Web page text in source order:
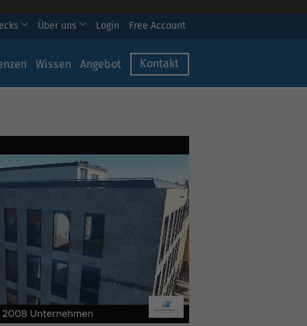
Über uns Login Free Account
Wissen Angebot Kontakt